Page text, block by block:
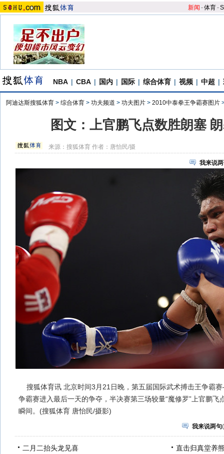
新闻 -体育-S
NBA | CBA | 国内 | 国际 | 综合体育 | 视频 | 中超 |
阿迪达斯搜狐体育 > 综合体育 > 功夫频道 > 功夫图片 > 2010中泰拳王争霸赛图片
图文：上官鹏飞点数胜朗塞
来源：搜狐体育 作者：唐怡民/摄
我来说
搜狐体育讯 北京时间3月21日晚，第五届国际武术搏击王争霸
争霸赛进入最后一天的争夺，半决赛第三场较量“魔修罗”上官鹏飞
瞬间。(搜狐体育 唐怡民/摄影)
我来说两句(
二月二抬头龙见喜 直击归真堂养